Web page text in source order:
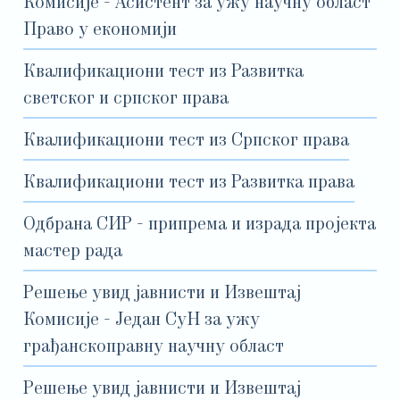
Комисије - Асистент за ужу научну област
Право у економији
Квалификациони тест из Развитка
светског и српског права
Квалификациони тест из Српског права
Квалификациони тест из Развитка права
Одбрана СИР - припрема и израда пројекта
мастер рада
Решење увид јавнисти и Извештај
Комисије - Један СуН за ужу
грађанскоправну научну област
Решење увид јавнисти и Извештај